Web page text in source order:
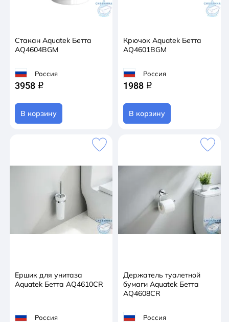
Стакан Aquatek Бетта
AQ4604BGM
Россия
3958 q
В корзину
Крючок Aquatek Бетта
AQ4601BGM
Россия
1988 q
В корзину
Ершик для унитаза
Aquatek Бетта AQ4610CR
Россия
Держатель туалетной
бумаги Aquatek Бетта
AQ4608CR
Россия